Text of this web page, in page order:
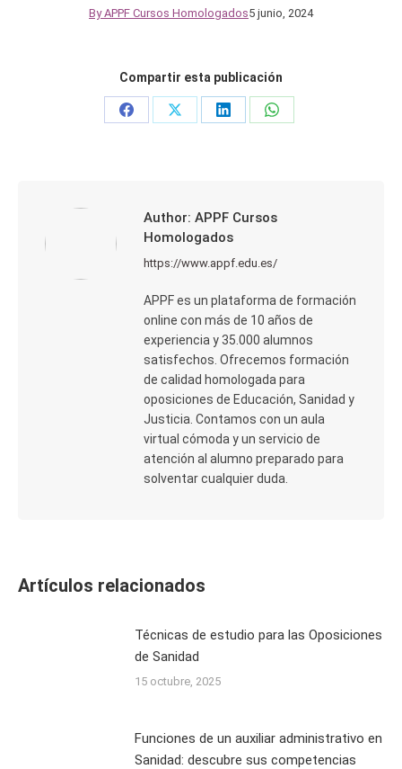
ByAPPF Cursos Homologados5 junio, 2024
Compartir esta publicación
Share
Share
Share
Share
Author: APPF Cursos
Homologados
https://www.appf.edu.es/
APPF es un plataforma de formación
online con más de 10 años de
experiencia y 35.000 alumnos
satisfechos. Ofrecemos formación
de calidad homologada para
oposiciones de Educación, Sanidad y
Justicia. Contamos con un aula
virtual cómoda y un servicio de
atención al alumno preparado para
solventar cualquier duda.
Artículos relacionados
Técnicas de estudio para las Oposiciones
de Sanidad
15 octubre, 2025
Funciones de un auxiliar administrativo en
Sanidad: descubre sus competencias